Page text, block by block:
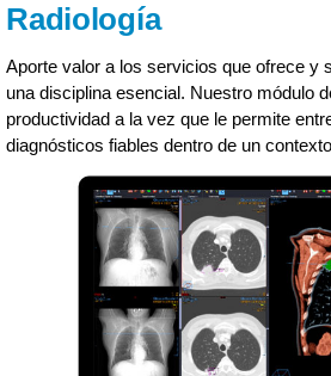
Radiología
Aporte valor a los servicios que ofrece y
una disciplina esencial. Nuestro módulo
productividad a la vez que le permite
diagnósticos fiables dentro de un